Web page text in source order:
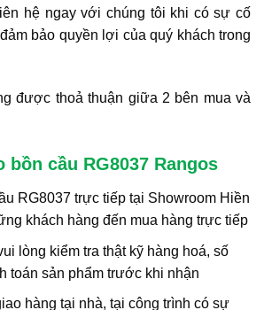
hệ ngay với chúng tôi khi có sự cố
bảo quyền lợi của quý khách trong
được thoả thuận giữa 2 bên mua và
bồn cầu RG8037 Rangos
RG8037 trực tiếp tại Showroom Hiền
khách hàng đến mua hàng trực tiếp
lòng kiểm tra thật kỹ hàng hoá, số
toán sản phẩm trước khi nhận
hàng tại nhà, tại công trình có sự